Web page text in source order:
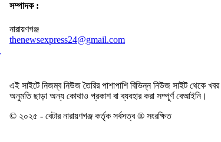
সম্পাদক :
নারায়ণগঞ্জ
thenewsexpress24@gmail.com
এই সাইটে নিজম্ব নিউজ তৈরির পাশাপাশি বিভিন্ন নিউজ সাইট থেকে
অনুমতি ছাড়া অন্য কোথাও প্রকাশ বা ব্যবহার করা সম্পূর্ণ বেআইনি।
© ২০২৫ - বেটার নারায়ণগঞ্জ কর্তৃক সর্বসত্ব ® সংরক্ষিত